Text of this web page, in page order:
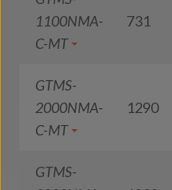
1100NMA-
C-MT
731
GTMS-
2000NMA-
C-MT
1290
GTMS-